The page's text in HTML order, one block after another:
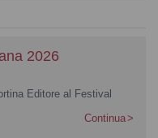
2026
Editore al Festival
Continua